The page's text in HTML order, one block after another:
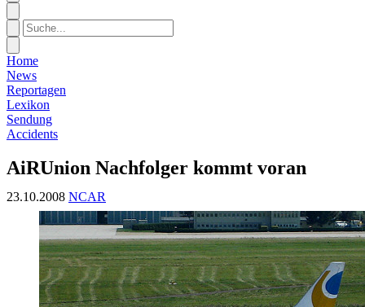
Home
News
Reportagen
Lexikon
Sendung
Accidents
AiRUnion Nachfolger kommt voran
23.10.2008 NCAR